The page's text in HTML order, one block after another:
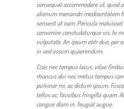
consequat accommodare ut, quod
alienum menandri mediocritatem
senserit at eam. Pericula
convenire concludaturque vis, te
vulputate. An ipsum elitr duo, per
in sed assum quaerendum.
Cras nec tempus lacus, vitae
rhoncus dui nec metus tempus
pulvinar mi, ac dictum ipsum.
tellus ac, faucibus fringilla quam.
congue diam in, feugiat augue.